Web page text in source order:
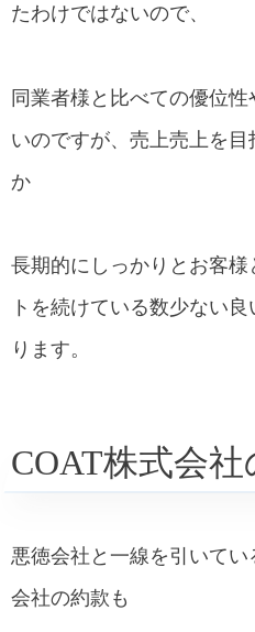
たわけではないので、
同業者様と比べての優位
いのですが、売上売上を
か
長期的にしっかりとお客
トを続けている数少ない
ります。
COAT株式会
悪徳会社と一線を引いて
会社の約款も